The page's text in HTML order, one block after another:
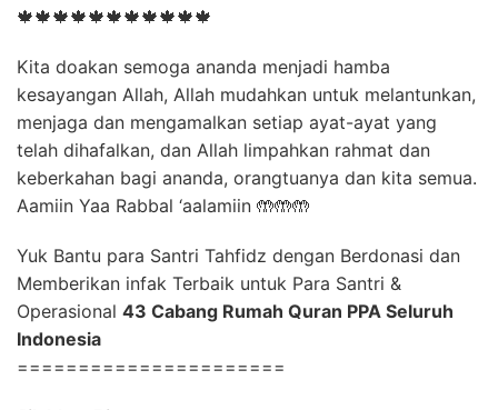
🍁🍁🍁🍁🍁🍁🍁🍁🍁🍁🍁
Kita doakan semoga ananda menjadi hamba
kesayangan Allah, Allah mudahkan untuk melantunkan,
menjaga dan mengamalkan setiap ayat-ayat yang
telah dihafalkan, dan Allah limpahkan rahmat dan
keberkahan bagi ananda, orangtuanya dan kita semua.
Aamiin Yaa Rabbal ‘aalamiin 🤲🤲🤲
Yuk Bantu para Santri Tahfidz dengan Berdonasi dan
Memberikan infak Terbaik untuk Para Santri &
Operasional 43 Cabang Rumah Quran PPA Seluruh
Indonesia
======================